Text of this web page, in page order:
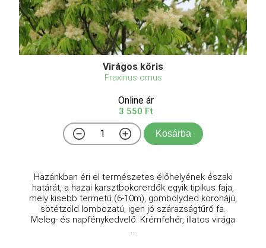
Virágos kőris
Fraxinus ornus
Online ár
3 550 Ft
Kosárba
Hazánkban éri el természetes élőhelyének északi
határát, a hazai karsztbokorerdők egyik tipikus faja,
mely kisebb termetű (6-10m), gömbölyded koronájú,
sötétzöld lombozatú, igen jó szárazságtűrő fa.
Meleg- és napfénykedvelő. Krémfehér, illatos virága
...